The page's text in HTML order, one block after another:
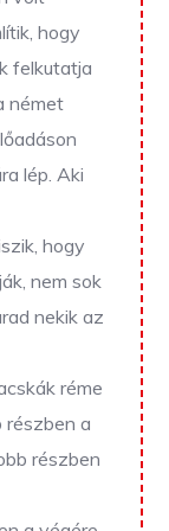
hogy
felkutatja
német
lép. Aki
hogy
nem sok
nekik az
réme
részben a
részben